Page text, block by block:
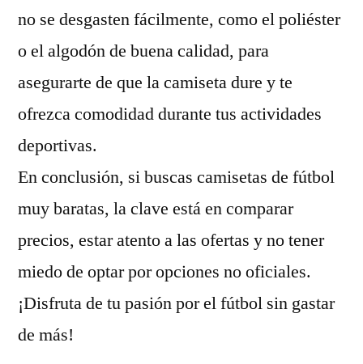
no se desgasten fácilmente, como el poliéster
o el algodón de buena calidad, para
asegurarte de que la camiseta dure y te
ofrezca comodidad durante tus actividades
deportivas.
En conclusión, si buscas camisetas de fútbol
muy baratas, la clave está en comparar
precios, estar atento a las ofertas y no tener
miedo de optar por opciones no oficiales.
¡Disfruta de tu pasión por el fútbol sin gastar
de más!